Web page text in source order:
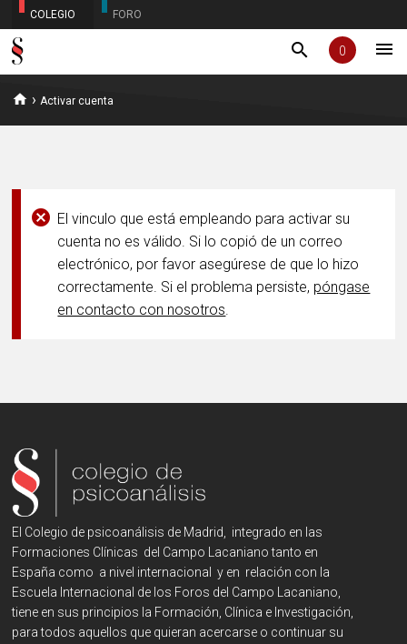
COLEGIO FORO
search 0 menu
home ›Activar cuenta
cancel El vinculo que está empleando para activar su
cuenta no es válido. Si lo copió de un correo
electrónico, por favor asegúrese de que lo hizo
correctamente. Si el problema persiste, póngase
en contacto con nosotros.
El Colegio de psicoanálisis de Madrid, integrado en las
Formaciones Clínicas del Campo Lacaniano tanto en
España como a nivel internacional y en relación con la
Escuela Internacional de los Foros del Campo Lacaniano,
tiene en sus principios la Formación, Clínica e Investigación,
para todos aquellos que quieran acercarse o continuar su